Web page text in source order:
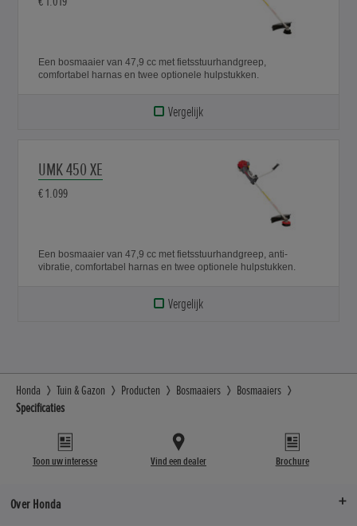
Een bosmaaier van 47,9 cc met fietsstuurhandgreep,
comfortabel harnas en twee optionele hulpstukken.
Vergelijk
UMK 450 XE
€ 1.099
Een bosmaaier van 47,9 cc met fietsstuurhandgreep, anti-
vibratie, comfortabel harnas en twee optionele hulpstukken.
Vergelijk
Honda Tuin & Gazon Producten Bosmaaiers
Bosmaaiers
Specificaties
Toon uw interesse Vind een dealer Brochure
Over Honda